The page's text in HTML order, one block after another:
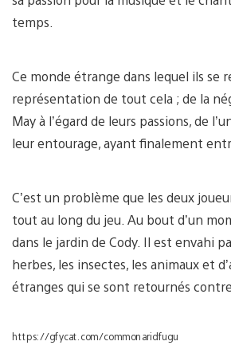
temps.
Ce monde étrange dans lequel ils se
représentation de tout cela ; de la
May à l’égard de leurs passions, de
leur entourage, ayant finalement
C’est un problème que les deux
tout au long du jeu. Au bout d’un
dans le jardin de Cody. Il est envahi
herbes, les insectes, les animaux et
étranges qui se sont retournés
https://gfycat.com/commonaridfugu